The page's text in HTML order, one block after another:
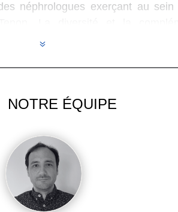
néphrologues exerçant au
champs de la discipline. Cette
7
NOTRE ÉQUIPE